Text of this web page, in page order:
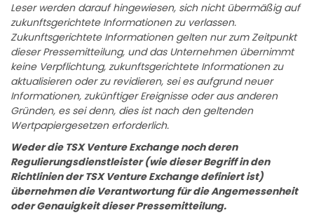
Leser werden darauf hingewiesen, sich nicht übermäßig auf
zukunftsgerichtete Informationen zu verlassen.
Zukunftsgerichtete Informationen gelten nur zum Zeitpunkt
dieser Pressemitteilung, und das Unternehmen übernimmt
keine Verpflichtung, zukunftsgerichtete Informationen zu
aktualisieren oder zu revidieren, sei es aufgrund neuer
Informationen, zukünftiger Ereignisse oder aus anderen
Gründen, es sei denn, dies ist nach den geltenden
Wertpapiergesetzen erforderlich.
Weder die TSX Venture Exchange noch deren
Regulierungsdienstleister (wie dieser Begriff in den
Richtlinien der TSX Venture Exchange definiert ist)
übernehmen die Verantwortung für die Angemessenheit
oder Genauigkeit dieser Pressemitteilung.